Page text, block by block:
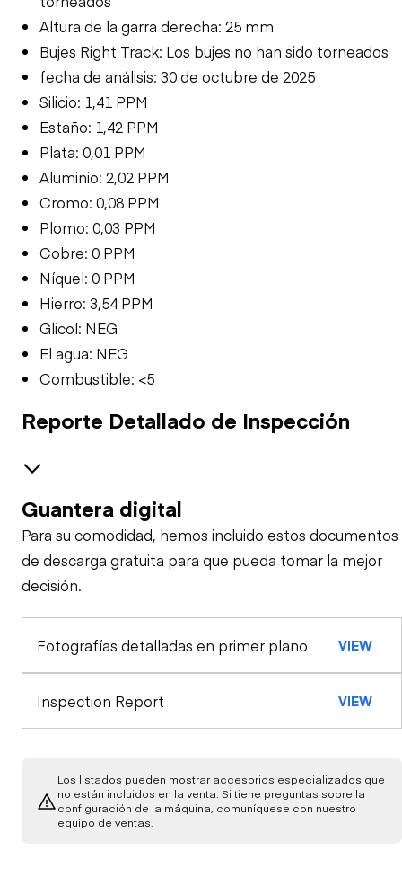
Altura de la garra derecha: 25 mm
Bujes Right Track: Los bujes no han sido torneados
fecha de análisis: 30 de octubre de 2025
Silicio: 1,41 PPM
Estaño: 1,42 PPM
Plata: 0,01 PPM
Aluminio: 2,02 PPM
Cromo: 0,08 PPM
Plomo: 0,03 PPM
Cobre: 0 PPM
Níquel: 0 PPM
Hierro: 3,54 PPM
Glicol: NEG
El agua: NEG
Combustible: <5
Reporte Detallado de Inspección
Seguridad
Seguridad
Bloqueo de
Especialidad
Apariencia General
Estación de Control
Medidores
Arrancador
Tren de Potencia
Guantera digital
Para su comodidad, hemos incluido estos documentos
de descarga gratuita para que pueda tomar la mejor
decisión.
Fotografías detalladas en primer plano VIEW
Inspection Report VIEW
Los listados pueden mostrar accesorios especializados que
no están incluidos en la venta. Si tiene preguntas sobre la
configuración de la máquina, comuníquese con nuestro
equipo de ventas.